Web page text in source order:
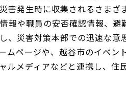
害発生時に収集されるさまざ
報や職員の安否確認情報、
、災害対策本部での迅速な意
ムページや、越谷市のイベン
ルメディアなどと連携し、住